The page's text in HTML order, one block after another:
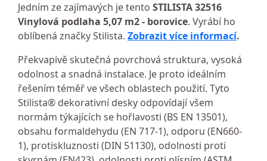
Jedním ze zajímavých je tento STILISTA 32516
Vinylová podlaha 5,07 m2 - borovice. Vyrábí ho
oblíbená značky Stilista. Zobrazit více informací.
Překvapivě skutečná povrchová struktura, vysoká
odolnost a snadná instalace. Je proto ideálním
řešením téměř ve všech oblastech použití. Tyto
Stilista® dekorativní desky odpovídají všem
normám týkajících se hořlavosti (BS EN 13501),
obsahu formaldehydu (EN 717-1), odporu (EN660-
1), protiskluznosti (DIN 51130), odolnosti proti